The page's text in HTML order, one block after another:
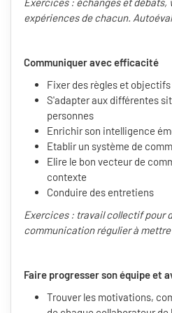
expériences de chacun.
Communiquer avec efficacité
Fixer des règles et
S'adapter aux différentes
personnes
Enrichir son intelligence
Etablir un système de
Elire le bon vecteur de
contexte
Conduire des entretiens
Exercices : travail collectif pour
communication régulier à
Faire progresser son équipe et
Trouver les motivations,